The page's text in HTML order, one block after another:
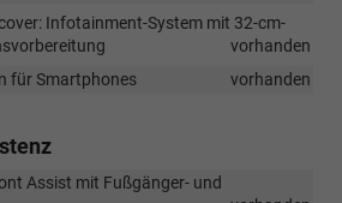
Infotainment-System mit 32-cm-
vorhanden
für Smartphones
vorhanden
Assist mit Fußgänger- und